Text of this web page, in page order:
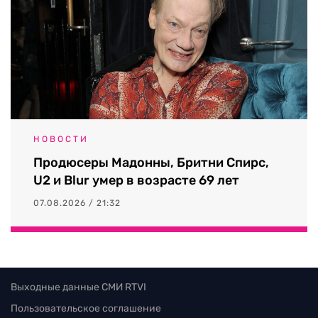
НОВОСТИ
Продюсеры Мадонны, Бритни Спирс,
U2 и Blur умер в возрасте 69 лет
07.08.2026 / 21:32
Выходные данные СМИ RTVI
Пользовательское соглашение